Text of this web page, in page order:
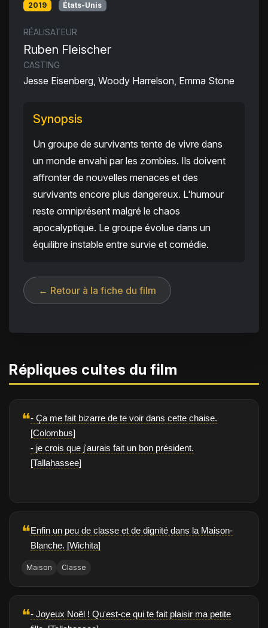
2019 États-Unis
RÉALISATEUR
Ruben Fleischer
CASTING
Jesse Eisenberg, Woody Harrelson, Emma Stone
Synopsis
Un groupe de survivants tente de vivre dans
un monde envahi par les zombies. Ils doivent
affronter de nouvelles menaces et des
survivants encore plus dangereux. L'humour
reste omniprésent malgré le chaos
apocalyptique. Le groupe évolue dans un
équilibre instable entre survie et comédie.
← Retour à la fiche du film
Répliques cultes du film
❝- Ça me fait bizarre de te voir dans cette chaise.
[Colombus]
- je crois que j'aurais fait un bon président.
[Tallahassee]
❝Enfin un peu de classe et de dignité dans la Maison-
Blanche. [Wichita]
Maison Classe
❝- Joyeux Noël ! Qu'est-ce qui te fait plaisir ma petite